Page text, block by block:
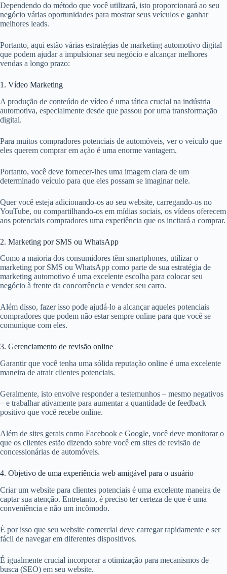
Dependendo do método que você utilizará, isto proporcionará ao seu
negócio várias oportunidades para mostrar seus veículos e ganhar
melhores leads.
Portanto, aqui estão várias estratégias de marketing automotivo digital
que podem ajudar a impulsionar seu negócio e alcançar melhores
vendas a longo prazo:
1. Vídeo Marketing
A produção de conteúdo de vídeo é uma tática crucial na indústria
automotiva, especialmente desde que passou por uma transformação
digital.
Para muitos compradores potenciais de automóveis, ver o veículo que
eles querem comprar em ação é uma enorme vantagem.
Portanto, você deve fornecer-lhes uma imagem clara de um
determinado veículo para que eles possam se imaginar nele.
Quer você esteja adicionando-os ao seu website, carregando-os no
YouTube, ou compartilhando-os em mídias sociais, os vídeos oferecem
aos potenciais compradores uma experiência que os incitará a comprar.
2. Marketing por SMS ou WhatsApp
Como a maioria dos consumidores têm smartphones, utilizar o
marketing por SMS ou WhatsApp como parte de sua estratégia de
marketing automotivo é uma excelente escolha para colocar seu
negócio à frente da concorrência e vender seu carro.
Além disso, fazer isso pode ajudá-lo a alcançar aqueles potenciais
compradores que podem não estar sempre online para que você se
comunique com eles.
3. Gerenciamento de revisão online
Garantir que você tenha uma sólida reputação online é uma excelente
maneira de atrair clientes potenciais.
Geralmente, isto envolve responder a testemunhos – mesmo negativos
– e trabalhar ativamente para aumentar a quantidade de feedback
positivo que você recebe online.
Além de sites gerais como Facebook e Google, você deve monitorar o
que os clientes estão dizendo sobre você em sites de revisão de
concessionárias de automóveis.
4. Objetivo de uma experiência web amigável para o usuário
Criar um website para clientes potenciais é uma excelente maneira de
captar sua atenção. Entretanto, é preciso ter certeza de que é uma
conveniência e não um incômodo.
É por isso que seu website comercial deve carregar rapidamente e ser
fácil de navegar em diferentes dispositivos.
É igualmente crucial incorporar a otimização para mecanismos de
busca (SEO) em seu website.